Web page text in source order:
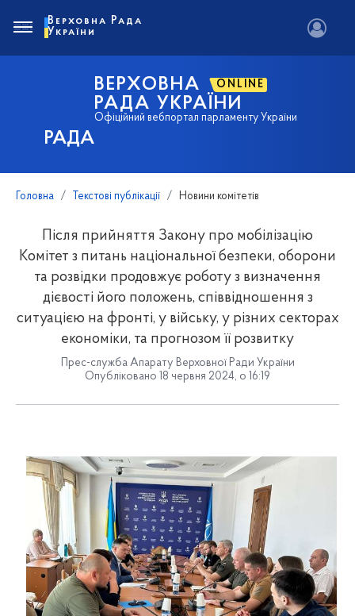
РАДА
ВЕРХОВНА ONLINE
РАДА УКРАЇНИ
Офіційний вебпортал парламенту України
Верховна Рада
України
Головна Текстові публікації Новини комітетів
Після прийняття Закону про мобілізацію
Комітет з питань національної безпеки, оборони
та розвідки продовжує роботу з визначення
дієвості його положень, співвідношення з
ситуацією на фронті, у війську, у різних секторах
економіки, та прогнозом її розвитку
Прес-служба Апарату Верховної Ради України
Опубліковано 18 червня 2024, о 16:19